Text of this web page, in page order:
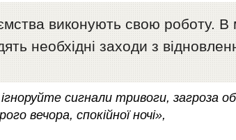
виконують свою роботу. В
необхідні заходи з
сигнали тривоги, загроза
вечора, спокійної ночі»,